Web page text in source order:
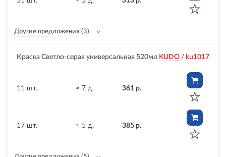
Другие предложения (3)
Краска Светло-серая универсальная 520мл KUDO / ku1017
11 шт. ≈ 7 д. 361 р.
17 шт. ≈ 5 д. 385 р.